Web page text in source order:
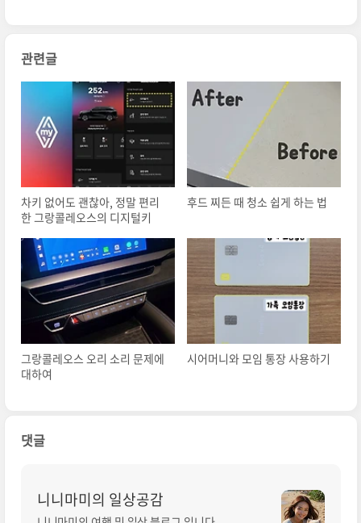
관련글
차키 없어도 괜찮아, 정말 편리
한 그랑콜레오스의 디지털키
후드 찌든 때 청소 쉽게 하는 법
그랑콜레오스 오리 소리 문제에
대하여
시어머니와 모임 통장 사용하기
댓글
니니마미의 일상공감